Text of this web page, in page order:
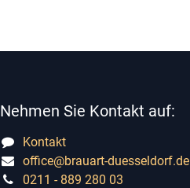
Nehmen Sie Kontakt auf:
Kontakt
office@brauart-duesseldorf.de
0211 - 889 280 03